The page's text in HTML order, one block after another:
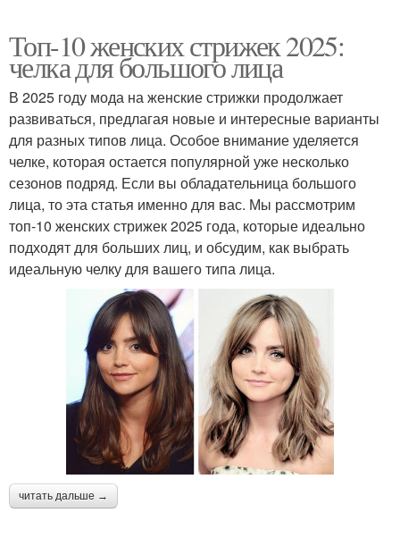
Топ-10 женских стрижек 2025:
челка для большого лица
В 2025 году мода на женские стрижки продолжает
развиваться, предлагая новые и интересные варианты
для разных типов лица. Особое внимание уделяется
челке, которая остается популярной уже несколько
сезонов подряд. Если вы обладательница большого
лица, то эта статья именно для вас. Мы рассмотрим
топ-10 женских стрижек 2025 года, которые идеально
подходят для больших лиц, и обсудим, как выбрать
идеальную челку для вашего типа лица.
читать дальше →